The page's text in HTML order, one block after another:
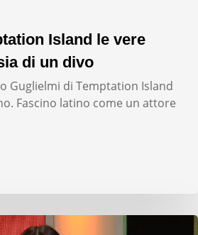
Island le vere
di un divo
Guglielmi di Temptation Island
Fascino latino come un attore